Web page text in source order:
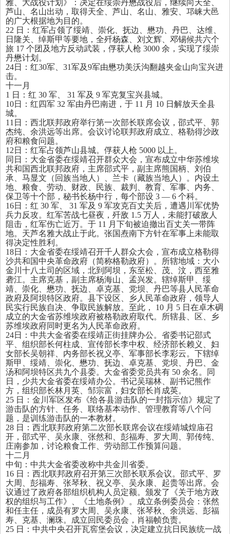
雅、大战役计划》：决定在绥崇丹懋战役后，继续向天全、
芦山、名山出动，取得天全、芦山、名山、雅安、邛崃大邑
的广大根据地为目的。
22 日：红军占领了绥靖、崇化、抚边、懋功、丹巴、达维、
日隆关、绰斯甲等要地，全歼杨森、刘文辉、邓锡候共六个
旅 17 个团及地方反动武装，俘获人枪 3000 余，实现了绥崇
丹懋计划。
24日：红30军、 31军及9军由懋功美沃沟翻越夹金山向宝兴进
击。
十一月
1 日：红 30 军、 31 军及 9 军克复宝兴县城。
10日：红四军 32 军由丹巴南进，于 11 月 10 日解放天全县
城。
11 日：西北联邦政府举行第一次部长联席会议，邵式平、郭
杰纯、余洪远等出席。会议讨论联邦政府成立、格勒得沙政
府和粮食问题。
12 日：红军占领芦山县城。俘获人枪 5000 以上。
同日：大金省委在绥靖召开群众大会，宣布成立中华苏维埃
共和国西北联邦政府，主席邵式平，副主席熊国柄、刘伯
承、马显文（回族当地人）、兰卡（藏族当地人）。内设土
地、粮食、劳动、财政、民族、裁判、教育、军事、内务、
保卫等十个部，秘书长杨中行，每个部设 3 — 6 个科。
16日：红 30 军、 31 军及 9 军攻克百丈关后，遭遇川军优势
兵力反攻。红军苦战七昼夜，歼敌 1.5 万人，未能打破敌人
阻击，红军伤亡近万。于 11 月下旬被迫撤出百丈关一带阵
地。天芦名雅大战止于此。张国焘南下方针在军事上未能取
得决定性胜利。
18日：大金省委在绥靖召开千人群众大会，宣布成立格勒得
沙共和国中央革命政府（简称格勒政府）。所辖地域：大小
金川十八土司的区域，北到阿坝，东至松、茂、汶，西至雅
砻江。主席克基，副主席杨海山、孟兴发。辖绰斯甲、绥
靖、崇化、懋功、抚边、卓克基、党坝、丹巴等县人民革命
政府及阿坝特区政府。县下设区、乡人民革命政府，领导人
民实行民族自决、争取民族解放。至此， 10 月 5 日在卓木碉
成立的大金省苏维埃政府被格勒政府取代。所辖县、区、乡
苏维埃政府同时更名为人民革命政府。
24日：中共大金省委在绥靖正街挂牌办公。省委书记邵式
平、组织部长何柱成、宣传部长李中权、经济部长赖义、妇
女部长吴朝祥、内务部长祝义亭、军事部长李彩云。下辖绰
斯甲、绥靖、崇化、懋功、抚边、卓克基、党坝、丹巴、金
汤和阿坝特区共九个县委。大金省委党员共有 50 余名。同
日，少共大金省委在绥靖办公。书记吴瑞林、副书记熊作
方，组织部长林月英、邹宗富，妇女部长肖成英。
25 日：金川军区发布《给各县游击队的一封指示信》规定了
游击队的方针、任务、联络基本动作、管理教育等八个问
题，是训练游击队的一本教材。
28 日：西北联邦政府第二次部长联席会议在绥靖城煌庙召
开，邵式平、吴永康、张然和、彭福寿、罗大周、郭传纯、
庄南参加，讨论粮食工作、劳动部工作预算问题。
十二月
中旬：中共大金省委改称中共金川省委。
16 日：西北联邦政府召开第三次部长联系会议。邵式平、罗
大周、彭福寿、张琴秋、祝义亭、吴永康、起贵等出席。会
议通过了政府各部组织机构人员定额。颁发了《关于地方政
权的组织与工作》、《土地条例》。成立条例委员会：张然
和任主任，成员有罗大周、吴永康、张琴秋、余洪远、彭福
寿、克基、澜珠。成立回民委员会，肖福帧负责。
25 日：中共中央召开瓦窖堡会议，决定建立抗日民族统一战